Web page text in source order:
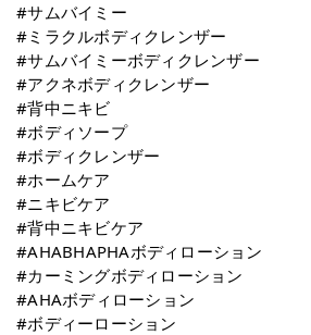
#サムバイミー
#ミラクルボディクレンザー
#サムバイミーボディクレンザー
#アクネボディクレンザー
#背中ニキビ
#ボディソープ
#ボディクレンザー
#ホームケア
#ニキビケア
#背中ニキビケア
#AHABHAPHAボディローション
#カーミングボディローション
#AHAボディローション
#ボディーローション